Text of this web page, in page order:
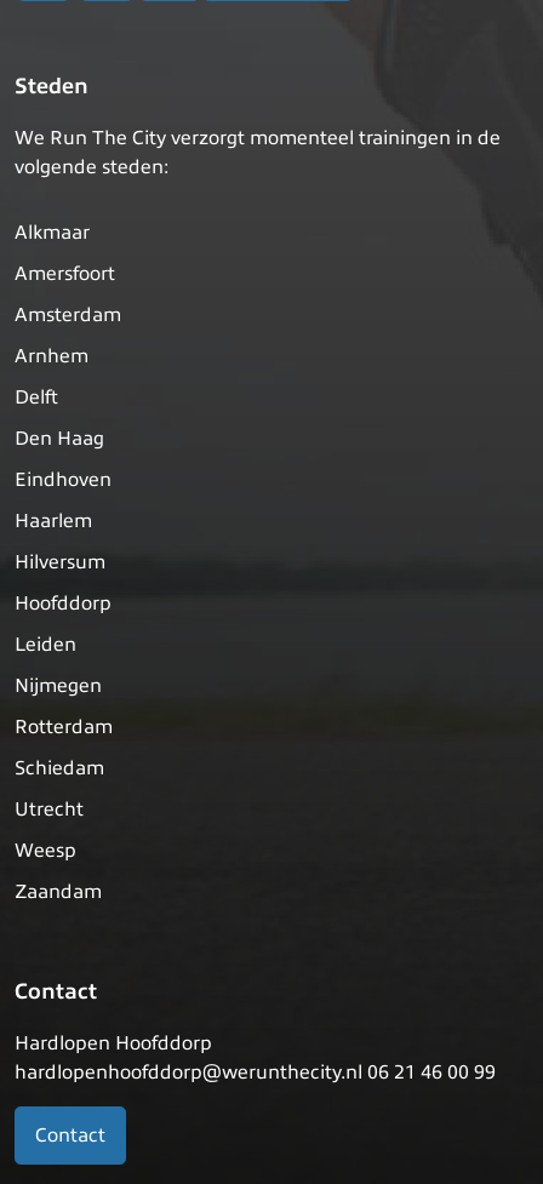
Steden
We Run The City verzorgt momenteel trainingen in de
volgende steden:
Alkmaar
Amersfoort
Amsterdam
Arnhem
Delft
Den Haag
Eindhoven
Haarlem
Hilversum
Hoofddorp
Leiden
Nijmegen
Rotterdam
Schiedam
Utrecht
Weesp
Zaandam
Contact
Hardlopen Hoofddorp
hardlopenhoofddorp@werunthecity.nl 06 21 46 00 99
Contact